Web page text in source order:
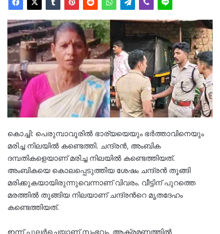
കൊച്ചി: പെരുമ്പാവൂരില്‍ ഭാര്യയെയും ഭര്‍ത്താവിനെയും
മരിച്ച നിലയില്‍ കണ്ടെത്തി. ചന്ദ്രന്‍, അംബിക
ദമ്പതികളെയാണ് മരിച്ച നിലയില്‍ കണ്ടെത്തിയത്.
അംബികയെ കൊലപ്പെടുത്തിയ ശേഷം ചന്ദ്രന്‍ തൂങ്ങി
മരിക്കുകയായിരുന്നുവെന്നാണ് വിവരം. വീട്ടിന് പുറത്തെ
മരത്തിൽ തൂങ്ങിയ നിലയാണ് ചന്ദ്രന്‍റെ മൃതദേഹം
കണ്ടെത്തിയത്.
ഇന്ന് പുലര്‍ച്ചെയാണ് സംഭവം. ആക്രമണത്തില്‍